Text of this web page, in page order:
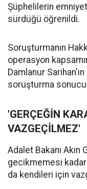
Şüphelilerin
sürdüğü öğrenildi.
Soruşturmanın
operasyon
Damlanur
soruşturma
'GERÇEĞİN
VAZGEÇİLMEZ'
Adalet Bakanı Akın
gecikmemesi kadar
da kendileri için